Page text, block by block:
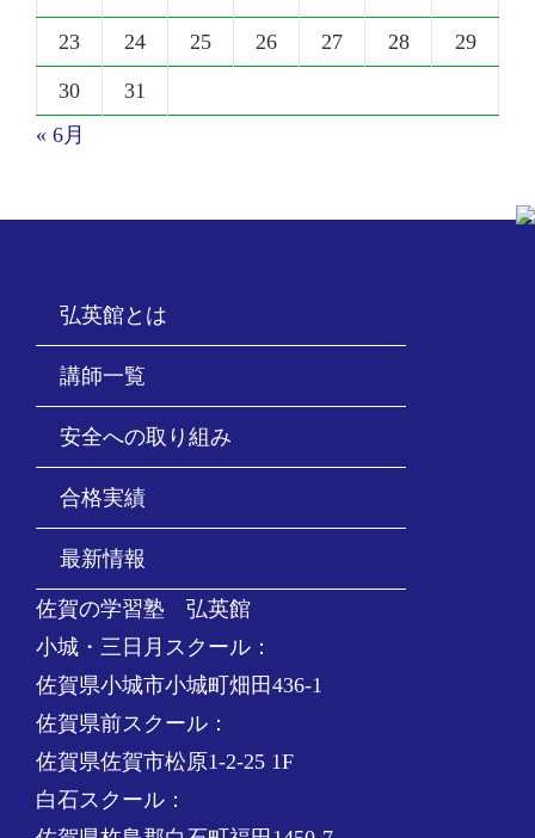
23 24 25 26 27 28 29
30
31
« 6月
弘英館とは
講師一覧
安全への取り組み
合格実績
最新情報
佐賀の学習塾 弘英館
小城・三日月スクール：
佐賀県小城市小城町畑田436-1
佐賀県前スクール：
佐賀県佐賀市松原1-2-25 1F
白石スクール：